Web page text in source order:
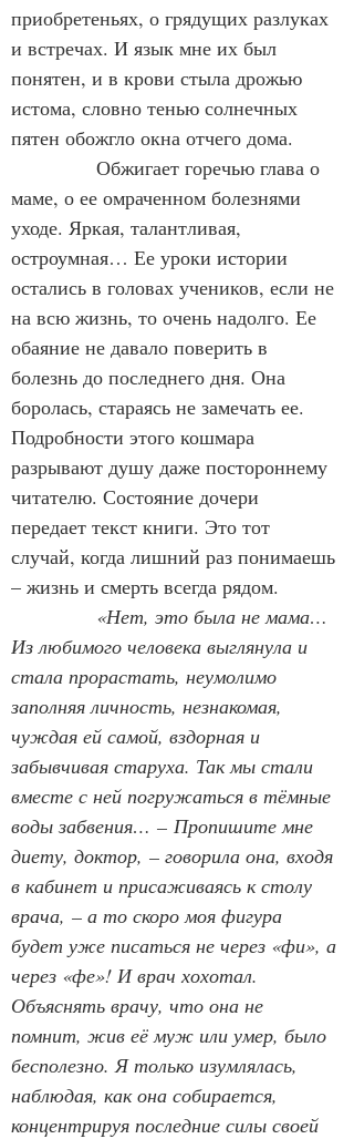
приобретеньях, о грядущих разлуках
и встречах. И язык мне их был
понятен, и в крови стыла дрожью
истома, словно тенью солнечных
пятен обожгло окна отчего дома.
Обжигает горечью глава о
маме, о ее омраченном болезнями
уходе. Яркая, талантливая,
остроумная… Ее уроки истории
остались в головах учеников, если не
на всю жизнь, то очень надолго. Ее
обаяние не давало поверить в
болезнь до последнего дня. Она
боролась, стараясь не замечать ее.
Подробности этого кошмара
разрывают душу даже постороннему
читателю. Состояние дочери
передает текст книги. Это тот
случай, когда лишний раз понимаешь
– жизнь и смерть всегда рядом.
«Нет, это была не мама…
Из любимого человека выглянула и
стала прорастать, неумолимо
заполняя личность, незнакомая,
чуждая ей самой, вздорная и
забывчивая старуха. Так мы стали
вместе с ней погружаться в тёмные
воды забвения… – Пропишите мне
диету, доктор, – говорила она, входя
в кабинет и присаживаясь к столу
врача, – а то скоро моя фигура
будет уже писаться не через «фи», а
через «фе»! И врач хохотал.
Объяснять врачу, что она не
помнит, жив её муж или умер, было
бесполезно. Я только изумлялась,
наблюдая, как она собирается,
концентрируя последние силы своей